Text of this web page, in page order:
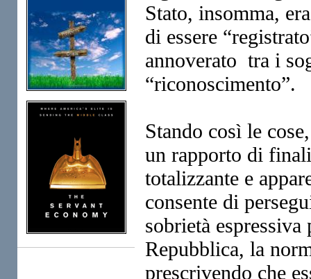
Stato, insomma,
di essere
annoverato tra i
“riconoscimento”.
Stando così le
un rapporto di
totalizzante e
consente di
sobrietà
Repubblica, la
prescrivendo che